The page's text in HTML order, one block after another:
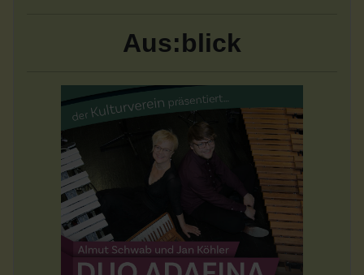
Aus:blick